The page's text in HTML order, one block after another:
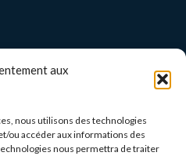
aux
nous utilisons des technologies
ou accéder aux informations des
nous permettra de traiter